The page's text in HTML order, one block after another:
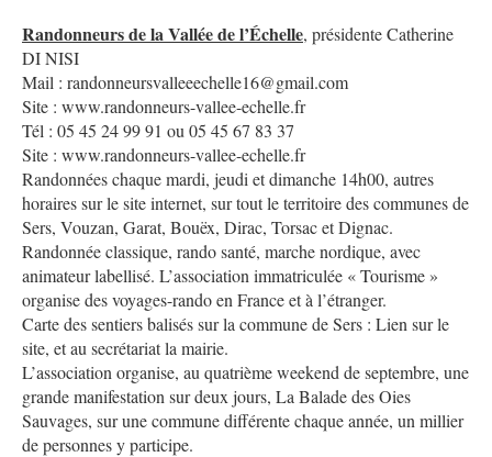
Randonneurs de la Vallée de l’Échelle, présidente Catherine
DI NISI
Mail : randonneursvalleeechelle16@gmail.com
Site : www.randonneurs-vallee-echelle.fr
Tél : 05 45 24 99 91 ou 05 45 67 83 37
Site : www.randonneurs-vallee-echelle.fr
Randonnées chaque mardi, jeudi et dimanche 14h00, autres
horaires sur le site internet, sur tout le territoire des communes de
Sers, Vouzan, Garat, Bouëx, Dirac, Torsac et Dignac.
Randonnée classique, rando santé, marche nordique, avec
animateur labellisé. L’association immatriculée « Tourisme »
organise des voyages-rando en France et à l’étranger.
Carte des sentiers balisés sur la commune de Sers : Lien sur le
site, et au secrétariat la mairie.
L’association organise, au quatrième weekend de septembre, une
grande manifestation sur deux jours, La Balade des Oies
Sauvages, sur une commune différente chaque année, un millier
de personnes y participe.